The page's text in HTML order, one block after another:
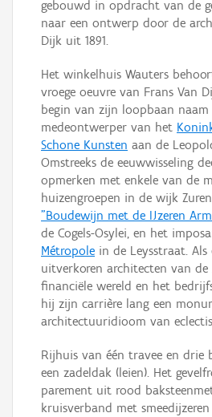
gebouwd in opdracht van de
naar een ontwerp door de
Dijk uit 1891.
Het winkelhuis Wauters
vroege oeuvre van Frans Van
begin van zijn loopbaan naam
medeontwerper van het
Schone Kunsten aan de
Omstreeks de eeuwwisseling
opmerken met enkele van de
huizengroepen in de wijk
"Boudewijn met de IJzeren
de Cogels-Osylei, en het
Métropole in de Leysstraat. Als
uitverkoren architecten van de
financiële wereld en het
hij zijn carrière lang een
architectuuridioom van
Rijhuis van één travee en drie
een zadeldak (leien). Het
parement uit rood
kruisverband met